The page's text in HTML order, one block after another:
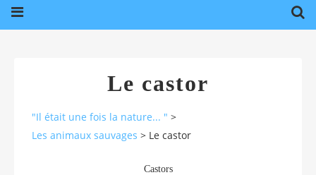
Le castor
"Il était une fois la nature... " >
Les animaux sauvages > Le castor
Castors